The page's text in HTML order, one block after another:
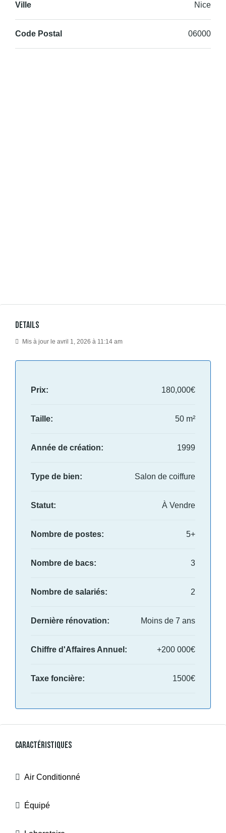
Ville Nice
Code Postal 06000
Details
Mis à jour le avril 1, 2026 à 11:14 am
Prix: 180,000€
Taille: 50 m²
Année de création: 1999
Type de bien: Salon de coiffure
Statut: À Vendre
Nombre de postes: 5+
Nombre de bacs: 3
Nombre de salariés: 2
Dernière rénovation: Moins de 7 ans
Chiffre d'Affaires Annuel: +200 000€
Taxe foncière: 1500€
Caractéristiques
Air Conditionné
Équipé